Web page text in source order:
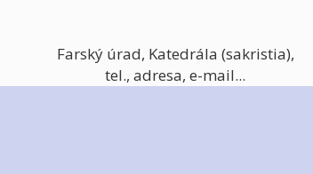
Farský úrad, Katedrála (sakristia),
tel., adresa, e-mail...